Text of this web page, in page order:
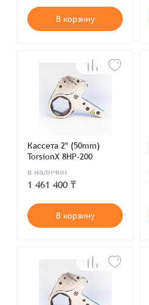
В корзину
Кассета 2" (50mm)
TorsionX 8HP-200
в наличии
1 461 400 ₸
В корзину